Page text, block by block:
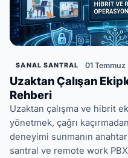
SANAL SANTRAL 01
Uzaktan Çalışan
Rehberi
Uzaktan çalışma ve hibrit
yönetmek, çağrı
deneyimi sunmanın
santral ve remote work PBX